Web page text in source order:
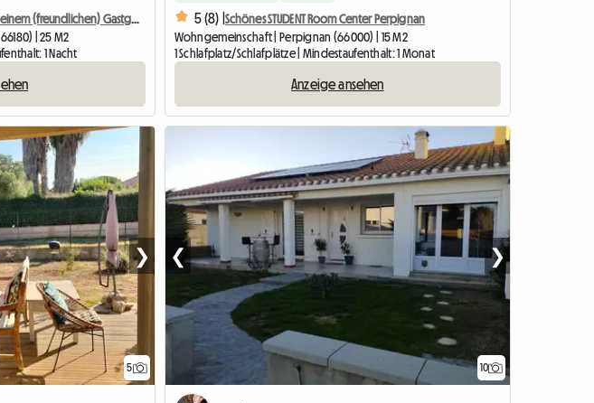
Gästezimmer+Bad+WC bei einem (freundlichen) Gastgeber
| 25 M2
1 Nacht
5 (8) | Schönes STUDENT Room Center Perpignan
Wohngemeinschaft | Perpignan (66000) | 15 M2
1 Schlafplatz/Schlafplätze | Mindestaufenthalt: 1 Monat
Anzeige ansehen
5
❯
10
❮ ❯